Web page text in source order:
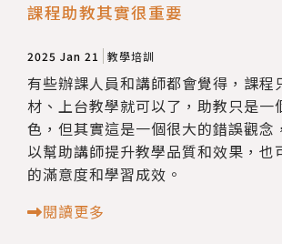
課程助教其實很重要
2025 Jan 21 教學培訓
有些辦課人員和講師都會覺得，課程
材、上台教學就可以了，助教只是一
色，但其實這是一個很大的錯誤觀念
以幫助講師提升教學品質和效果，也
的滿意度和學習成效。
閱讀更多